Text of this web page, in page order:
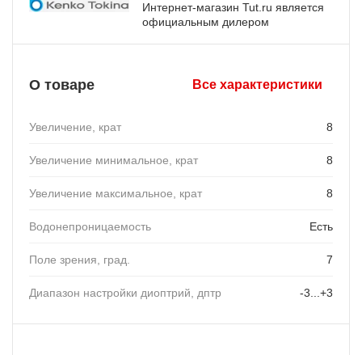
Интернет-магазин Tut.ru является
официальным дилером
О товаре Все характеристики
Увеличение, крат 8
Увеличение минимальное, крат 8
Увеличение максимальное, крат 8
Водонепроницаемость Есть
Поле зрения, град. 7
Диапазон настройки диоптрий, дптр -3...+3